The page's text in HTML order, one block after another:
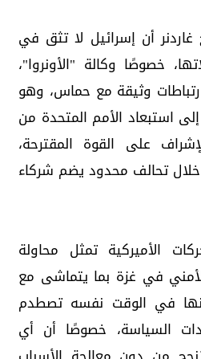
أن إسرائيل لا تثق في
خصوصًا وكالة "الأونروا"،
وثيقة مع حماس، وهو
استبعاد الأمم المتحدة من
على القوة المقترحة،
تحالف محدود يضم شركاء
الأميركية تمثل محاولة
في غزة بما يتماشى مع
في الوقت نفسه تصطدم
السياسة، خصوصًا أن أي